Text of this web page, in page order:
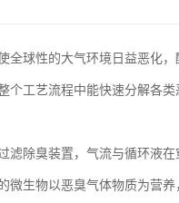
全球性的大气环境日益恶化
个工艺流程中能快速分解各类
滤除臭装置，气流与循环液
微生物以恶臭气体物质为营